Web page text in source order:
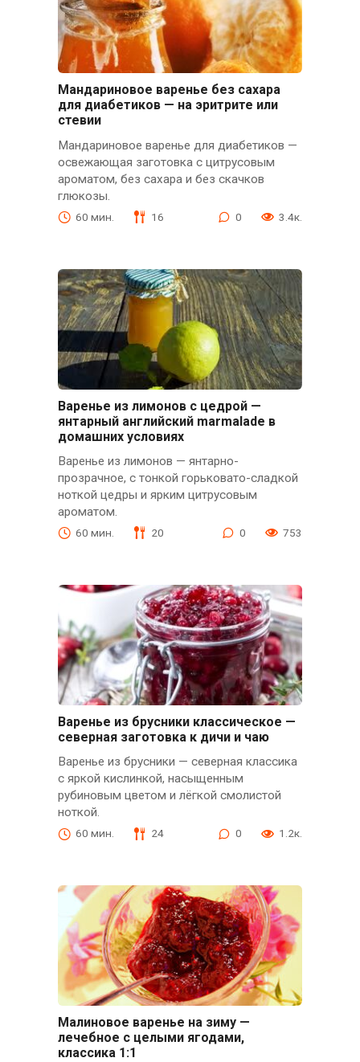
Мандариновое варенье без сахара
для диабетиков — на эритрите или
стевии
Мандариновое варенье для диабетиков —
освежающая заготовка с цитрусовым
ароматом, без сахара и без скачков
глюкозы.
60 мин. 16 0 3.4к.
Варенье из лимонов с цедрой —
янтарный английский marmalade в
домашних условиях
Варенье из лимонов — янтарно-
прозрачное, с тонкой горьковато-сладкой
ноткой цедры и ярким цитрусовым
ароматом.
60 мин. 20 0 753
Варенье из брусники классическое —
северная заготовка к дичи и чаю
Варенье из брусники — северная классика
с яркой кислинкой, насыщенным
рубиновым цветом и лёгкой смолистой
ноткой.
60 мин. 24 0 1.2к.
Малиновое варенье на зиму —
лечебное с целыми ягодами,
классика 1:1